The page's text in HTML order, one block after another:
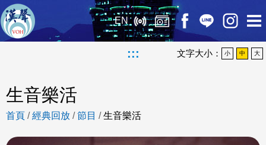
EN
::: 文字大小： 小 中 大
生音樂活
首頁 /經典回放 /節目 /生音樂活